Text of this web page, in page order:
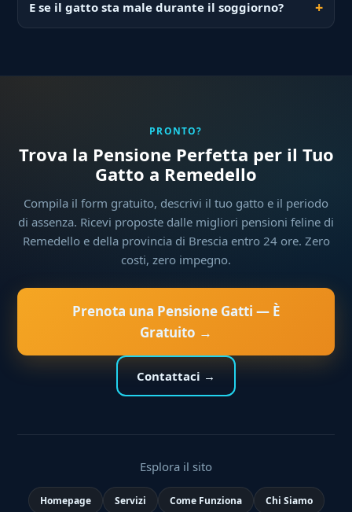
E se il gatto sta male durante il soggiorno?
PRONTO?
Trova la Pensione Perfetta per il Tuo
Gatto a Remedello
Compila il form gratuito, descrivi il tuo gatto e il periodo
di assenza. Ricevi proposte dalle migliori pensioni feline di
Remedello e della provincia di Brescia entro 24 ore. Zero
costi, zero impegno.
Prenota una Pensione Gatti — È
Gratuito →
Contattaci →
Esplora il sito
Homepage Servizi Come Funziona Chi Siamo